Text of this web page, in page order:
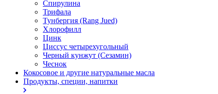
Спирулина
Трифала
Тунбергия (Rang Jued)
Хлорофилл
Цинк
Циссус четырехугольный
Черный кунжут (Сезамин)
Чеснок
Кокосовое и другие натуральные масла
Продукты, специи, напитки